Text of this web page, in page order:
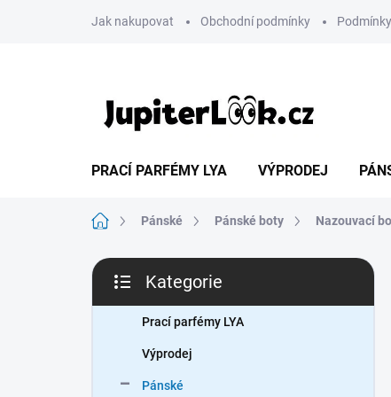
Jak nakupovat Obchodní podmínky
PRACÍ PARFÉMY LYA VÝPRODEJ
Domů Pánské Pánské boty Nazouvací
P
s
kategorie
Kategorie
Prací parfémy LYA
Výprodej
Pánské